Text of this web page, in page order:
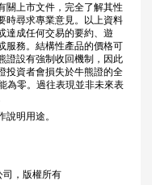
關上市文件，完全了解其性
時尋求專業意見。以上資料
達成任何交易的要約、遊
服務。結構性產品的價格可
證設有強制收回機制，因此
投資者會損失於牛熊證的全
為零。過往表現並非未來表
明用途。
司，版權所有